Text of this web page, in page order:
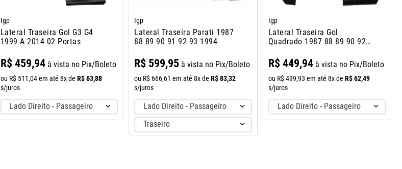
Igp
Lateral Traseira Gol G3 G4
1999 A 2014 02 Portas
R$ 459,94à vista no Pix/Boleto
ou R$ 511,04 em até 8x de R$ 63,88
s/juros
Lado Direito - Passageiro
Igp
Lateral Traseira Parati 1987
88 89 90 91 92 93 1994
R$ 599,95 à vista no Pix/Boleto
ou R$ 666,61 em até 8x de R$83,32
s/juros
Lado Direito - Passageiro
Traseiro
Igp
Lateral Traseira Gol
Quadrado 1987 88 89 90 92
R$ 449,94à vista no Pix/Boleto
ou R$ 499,93 em até 8x de R$ 62,49
s/juros
Lado Direito - Passageiro